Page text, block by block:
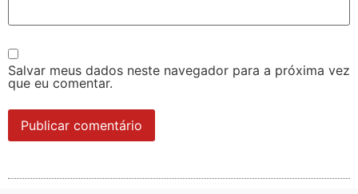
Salvar meus dados neste navegador para a próxima vez
que eu comentar.